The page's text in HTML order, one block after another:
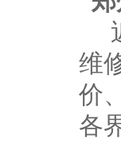
维
价
各